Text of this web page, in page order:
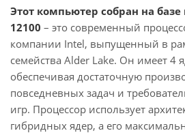
Этот компьютер собран на базе
12100 – это современный
компании Intel, выпущенный в
семейства Alder Lake. Он имеет 4
обеспечивая достаточную
повседневных задач и
игр. Процессор использует
гибридных ядер, а его